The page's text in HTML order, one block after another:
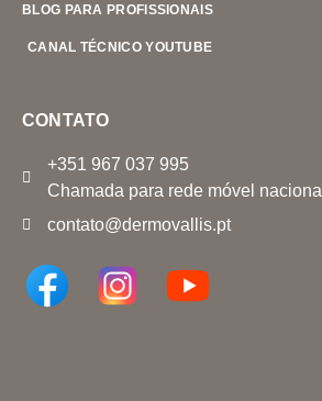
BLOG PARA PROFISSIONAIS
CANAL TÉCNICO YOUTUBE
CONTATO
+351 967 037 995
Chamada para rede móvel nacional
contato@dermovallis.pt